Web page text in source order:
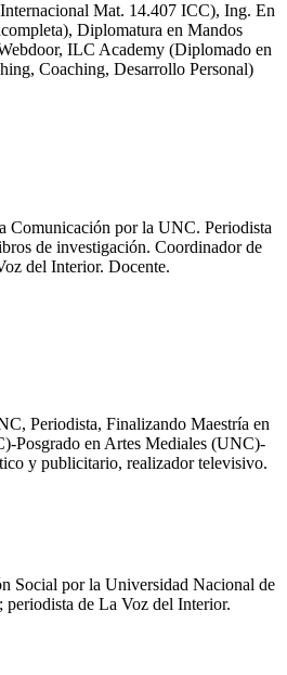
Mat. 14.407 ICC), Ing. En
Diplomatura en Mandos
ILC Academy (Diplomado en
Coaching, Desarrollo Personal)
Comunicación por la UNC. Periodista
de investigación. Coordinador de
del Interior. Docente.
Periodista, Finalizando Maestría en
Posgrado en Artes Mediales (UNC)-
y publicitario, realizador televisivo.
Social por la Universidad Nacional de
de La Voz del Interior.